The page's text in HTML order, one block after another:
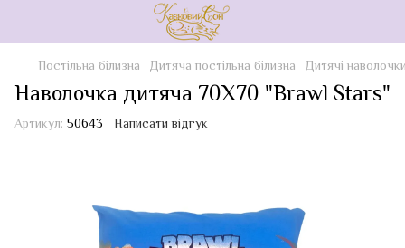
Постільна білизна Дитяча постільна білизна Дитячі
Наволочка дитяча 70Х70 "Brawl Stars"
Артикул: 50643 Написати відгук